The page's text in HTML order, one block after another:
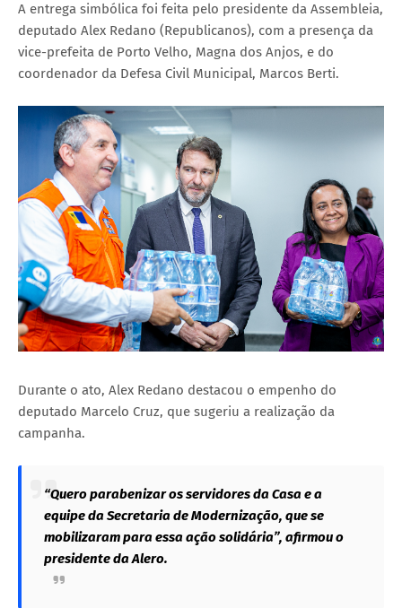
A entrega simbólica foi feita pelo presidente da Assembleia,
deputado Alex Redano (Republicanos), com a presença da
vice-prefeita de Porto Velho, Magna dos Anjos, e do
coordenador da Defesa Civil Municipal, Marcos Berti.
Durante o ato, Alex Redano destacou o empenho do
deputado Marcelo Cruz, que sugeriu a realização da
campanha.
“Quero parabenizar os servidores da Casa e a
equipe da Secretaria de Modernização, que se
mobilizaram para essa ação solidária”, afirmou o
presidente da Alero.